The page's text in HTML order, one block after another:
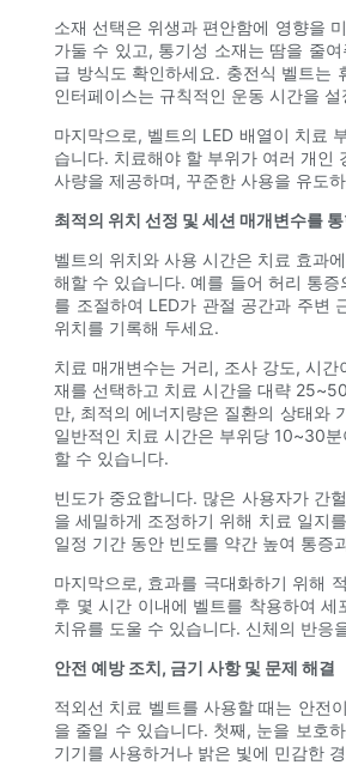
소재 선택은 위생과 편안함에 영향을
가둘 수 있고, 통기성 소재는 땀을 줄
급 방식도 확인하세요. 충전식 벨트는
인터페이스는 규칙적인 운동 시간을
마지막으로, 벨트의 LED 배열이 치료
습니다. 치료해야 할 부위가 여러 개인
사량을 제공하며, 꾸준한 사용을 유도
최적의 위치 선정 및 세션 매개변수를
벨트의 위치와 사용 시간은 치료 효과
해할 수 있습니다. 예를 들어 허리 통
를 조절하여 LED가 관절 공간과 주변
위치를 기록해 두세요.
치료 매개변수는 거리, 조사 강도, 시
재를 선택하고 치료 시간을 대략
만, 최적의 에너지량은 질환의 상태와
일반적인 치료 시간은 부위당 10~30
할 수 있습니다.
빈도가 중요합니다. 많은 사용자가 간
을 세밀하게 조정하기 위해 치료 일지
일정 기간 동안 빈도를 약간 높여 통증
마지막으로, 효과를 극대화하기 위해
후 몇 시간 이내에 벨트를 착용하여
치유를 도울 수 있습니다. 신체의 반응
안전 예방 조치, 금기 사항 및 문제 해결
적외선 치료 벨트를 사용할 때는 안전
을 줄일 수 있습니다. 첫째, 눈을 보호
기기를 사용하거나 밝은 빛에 민감한